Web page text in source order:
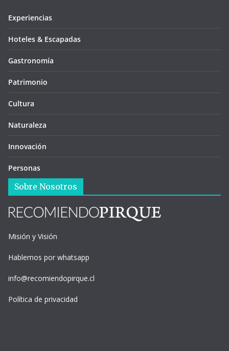
Experiencias
Hoteles & Escapadas
Gastronomía
Patrimonio
Cultura
Naturaleza
Innovación
Personas
Sobre Nosotros
Misión y Visión
Hablemos por whatsapp
info@recomiendopirque.cl
Política de privacidad